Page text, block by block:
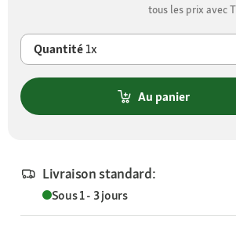
tous les prix avec
Quantité1x
Au panier
Livraison standard:
Sous 1 - 3 jours